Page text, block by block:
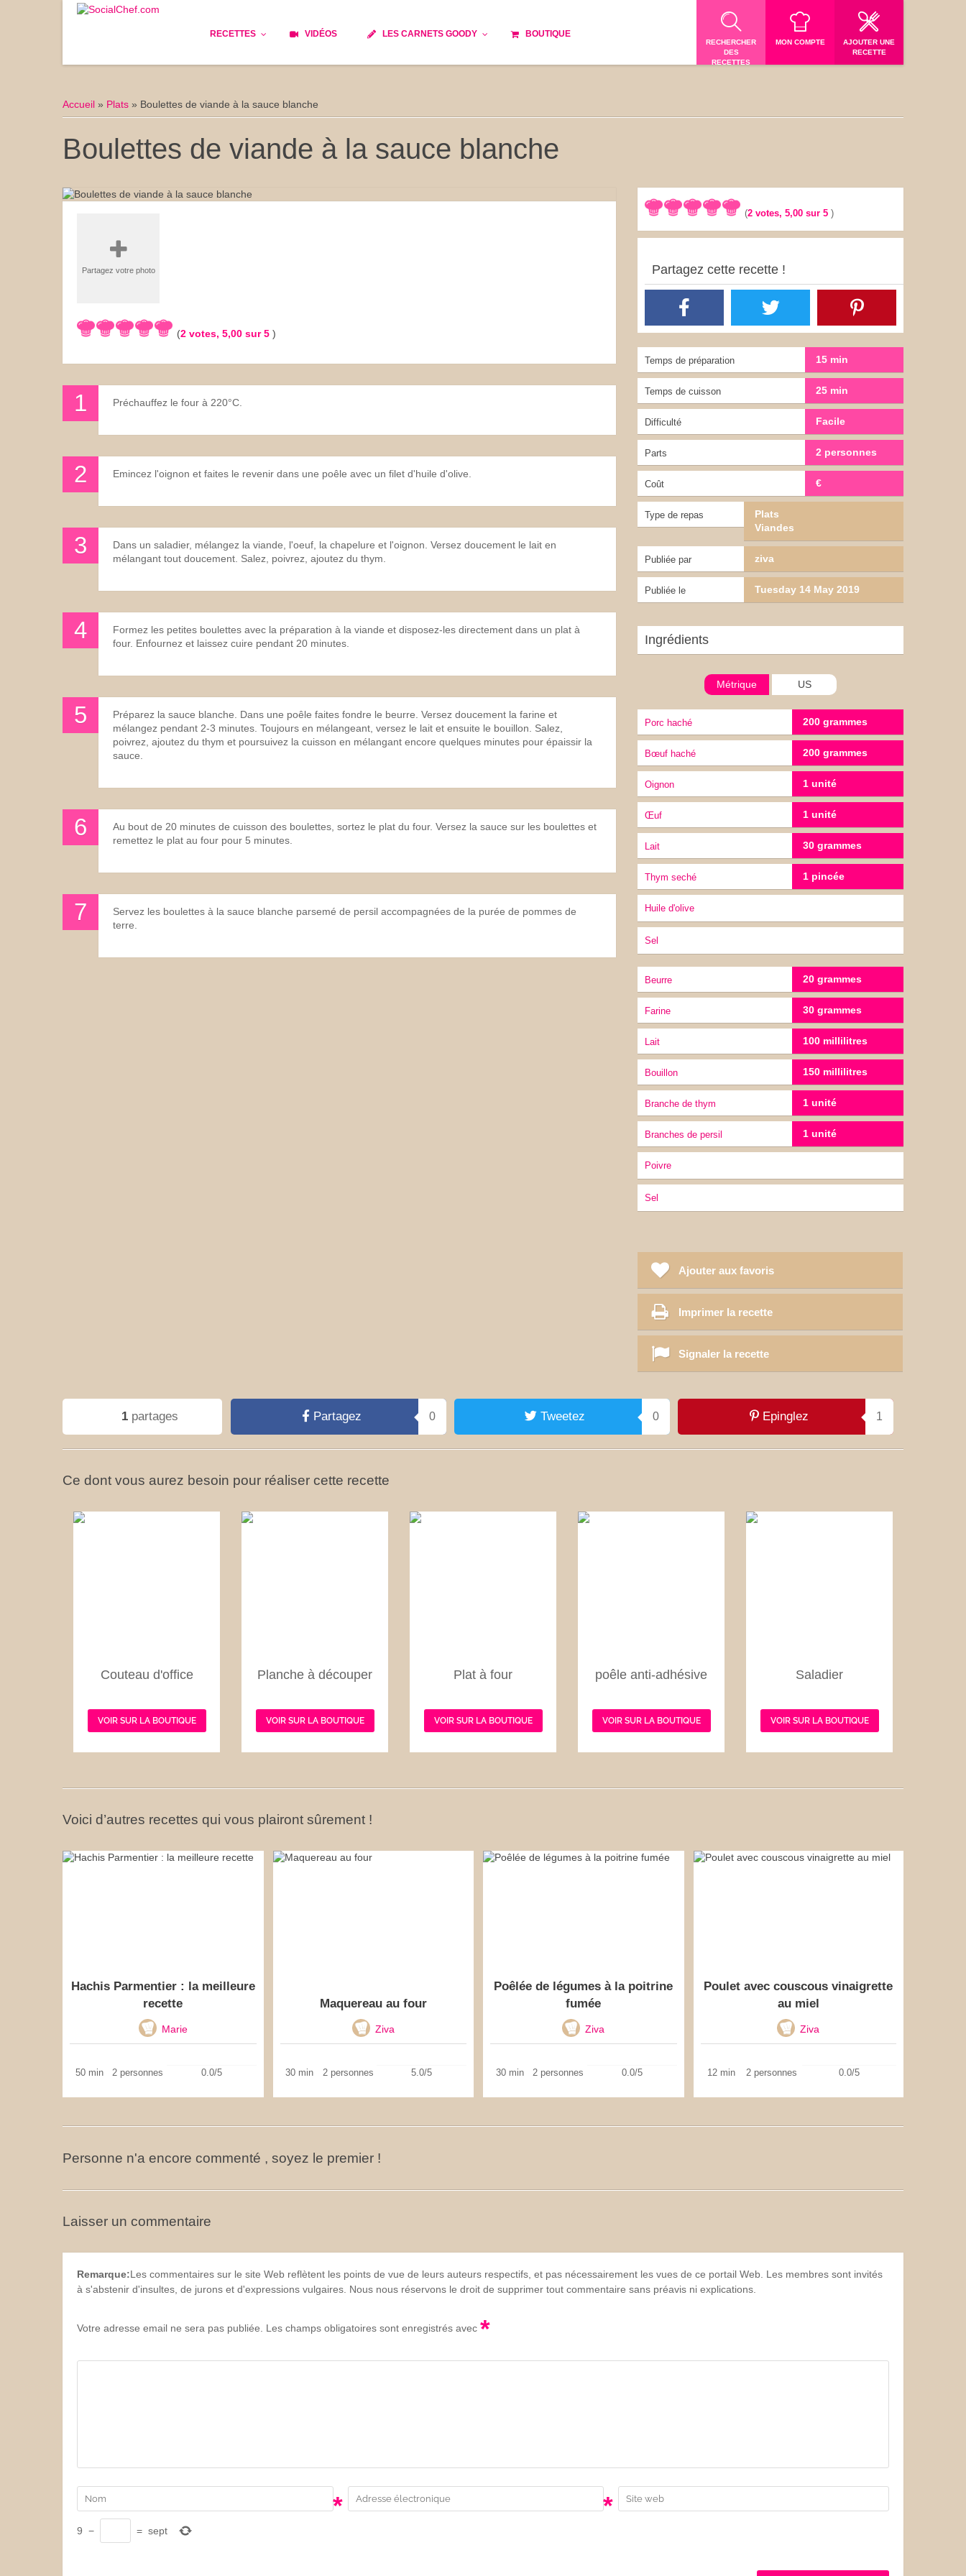
RECETTES
Le Pain
Apéritifs Cuisine française traditionnelle Repas musculation
VIDÉOS LES CARNETS GOODY
Spécialité culinaire
Les astuces Goody
BOUTIQUE
RECHERCHER
DES
RECETTES
MON COMPTE
AJOUTER UNE
RECETTE
Accueil » Plats » Boulettes de viande à la sauce blanche
Boulettes de viande à la sauce blanche
Partagez votre photo
(2 votes, 5,00 sur 5 )
Préchauffez le four à 220°C.
Emincez l'oignon et faites le revenir dans une poêle avec un filet d'huile d'olive.
Dans un saladier, mélangez la viande, l'oeuf, la chapelure et l'oignon. Versez doucement le lait en
mélangant tout doucement. Salez, poivrez, ajoutez du thym.
Formez les petites boulettes avec la préparation à la viande et disposez-les directement dans un plat à
four. Enfournez et laissez cuire pendant 20 minutes.
Préparez la sauce blanche. Dans une poêle faites fondre le beurre. Versez doucement la farine et
mélangez pendant 2-3 minutes. Toujours en mélangeant, versez le lait et ensuite le bouillon. Salez,
poivrez, ajoutez du thym et poursuivez la cuisson en mélangant encore quelques minutes pour épaissir la
sauce.
Au bout de 20 minutes de cuisson des boulettes, sortez le plat du four. Versez la sauce sur les boulettes et
remettez le plat au four pour 5 minutes.
Servez les boulettes à la sauce blanche parsemé de persil accompagnées de la purée de pommes de
terre.
(2 votes,5,00 sur 5)
Partagez cette recette !
Temps de préparation 15 min
Temps de cuisson 25 min
Difficulté Facile
Parts 2 personnes
Coût €
Type de repas
Plats
Viandes
Publiée par ziva
Publiée le Tuesday 14 May 2019
Ingrédients
Métrique US
porc haché 200 grammes
Bœuf haché 200 grammes
oignon 1 unité
œuf 1 unité
lait 30 grammes
Thym seché 1 pincée
Huile d'olive
sel
Beurre 20 grammes
Farine 30 grammes
lait 100 millilitres
Bouillon 150 millilitres
branche de thym 1 unité
branches de persil 1 unité
Poivre
sel
Ajouter aux favoris
Imprimer la recette
Signaler la recette
1partages Partagez 0 Tweetez 0 Epinglez 1
Ce dont vous aurez besoin pour réaliser cette recette
Couteau d'office
VOIR SUR LA BOUTIQUE
Planche à découper
VOIR SUR LA BOUTIQUE
Plat à four
VOIR SUR LA BOUTIQUE
poêle anti-adhésive
VOIR SUR LA BOUTIQUE
Saladier
VOIR SUR LA BOUTIQUE
Voici d’autres recettes qui vous plairont sûrement !
Hachis Parmentier : la meilleure
recette
Marie
50 min 2 personnes 0.0/5
Maquereau au four
Ziva
30 min 2 personnes 5.0/5
Poêlée de légumes à la poitrine
fumée
Ziva
30 min 2 personnes 0.0/5
Poulet avec couscous vinaigrette
au miel
Ziva
12 min 2 personnes 0.0/5
Personne n'a encore commenté , soyez le premier !
Laisser un commentaire
Remarque:Les commentaires sur le site Web reflètent les points de vue de leurs auteurs respectifs, et pas nécessairement les vues de ce portail Web. Les membres sont invités
à s'abstenir d'insultes, de jurons et d'expressions vulgaires. Nous nous réservons le droit de supprimer tout commentaire sans préavis ni explications.
Votre adresse email ne sera pas publiée. Les champs obligatoires sont enregistrés avec *
* *
9 − = sept